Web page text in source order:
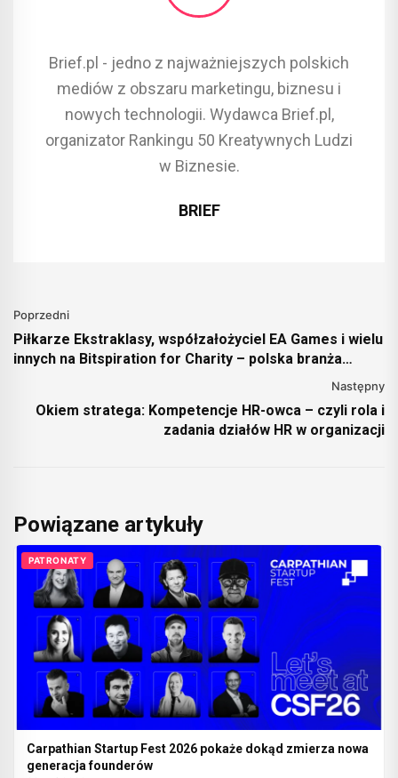
Brief.pl - jedno z najważniejszych polskich
mediów z obszaru marketingu, biznesu i
nowych technologii. Wydawca Brief.pl,
organizator Rankingu 50 Kreatywnych Ludzi
w Biznesie.
BRIEF
Poprzedni
Piłkarze Ekstraklasy, współzałożyciel EA Games i wielu
innych na Bitspiration for Charity – polska branża
startupowa łączy się, by pomagać chorym dzieciom!Następny
Okiem stratega: Kompetencje HR-owca – czyli rola i
zadania działów HR w organizacji
Powiązane artykuły
PATRONATY
Carpathian Startup Fest 2026 pokaże dokąd zmierza nowa
generacja founderów